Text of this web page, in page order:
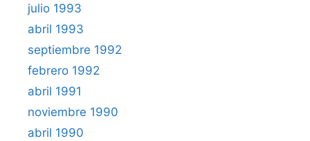
julio 1993
abril 1993
septiembre 1992
febrero 1992
abril 1991
noviembre 1990
abril 1990